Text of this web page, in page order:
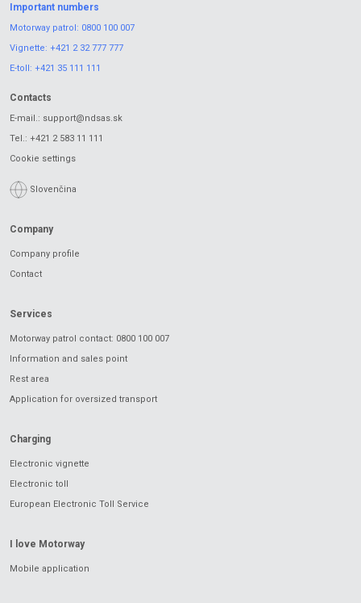
Important numbers
Motorway patrol: 0800 100 007
Vignette: +421 2 32 777 777
E-toll: +421 35 111 111
Contacts
E-mail.: support@ndsas.sk
Tel.: +421 2 583 11 111
Cookie settings
Slovenčina
Company
Company profile
Contact
Services
Motorway patrol contact: 0800 100 007
Information and sales point
Rest area
Application for oversized transport
Charging
Electronic vignette
Electronic toll
European Electronic Toll Service
I love Motorway
Mobile application